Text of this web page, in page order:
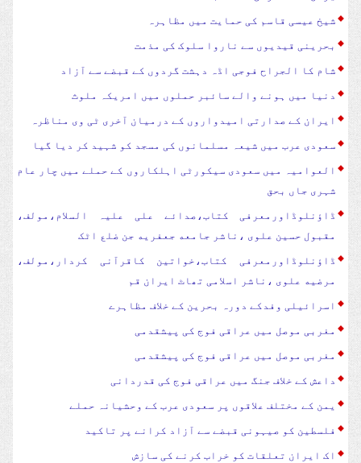
شیخ عیسی قاسم کی حمایت میں مظاہرہ
بحرینی قیدیوں سے ناروا سلوک کی مذمت
شام کا الجراح فوجی اڈہ دہشت گردوں کے قبضے سے آزاد
دنیا میں ہونے والے سائبر حملوں میں امریکہ ملوث
ایران کے صدارتی امیدواروں کے درمیان آخری ٹی وی مناظرہ
سعودی عرب میں شیعہ مسلمانوں کی مسجد کو شہید کر دیا گیا
العوامیہ میں سعودی سیکورٹی اہلکاروں کے حملے میں چار عام
شہری جاں بحق
ڈاؤنلوڈاورمعرفی کتاب،صدائے علی علیہ السلام،مولف،
مقبول حسین علوی ،ناشر جامعه جعفریه جن ضلع اٹک
ڈاؤنلوڈاورمعرفی کتاب،خواتین کاقرآنی کردار،مولف،
مرضیه علوی ،ناشر اسلامی تھاٹ ایران قم
اسرائیلی وفدکے دورہ بحرین کے خلاف مظاہرے
مغربی موصل میں عراقی فوج کی پیشقدمی
مغربی موصل میں عراقی فوج کی پیشقدمی
داعش کے خلاف جنگ میں عراقی فوج کی قدردانی
یمن کے مختلف علاقوں پر سعودی عرب کے وحشیانہ حملے
فلسطین کو صیہونی قبضے سے آزاد کرانے پر تاکید
اک ایران تعلقات کو خراب کرنے کی سازش